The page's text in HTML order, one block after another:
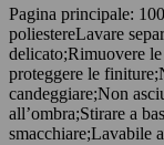
Pagina principale:
poliestereLavare
delicato;Rimuovere
proteggere le finiture;
candeggiare;Non
all’ombra;Stirare a
smacchiare;Lavabile